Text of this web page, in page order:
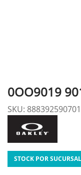
0OO9019
SKU: 888392590701
STOCK POR SUCURSAL